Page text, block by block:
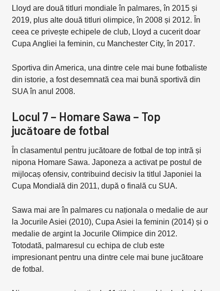
Lloyd are două titluri mondiale în palmares, în 2015 și
2019, plus alte două titluri olimpice, în 2008 și 2012. În
ceea ce privește echipele de club, Lloyd a cucerit doar
Cupa Angliei la feminin, cu Manchester City, în 2017.
Sportiva din America, una dintre cele mai bune fotbaliste
din istorie, a fost desemnată cea mai bună sportivă din
SUA în anul 2008.
Locul 7 – Homare Sawa – Top
jucătoare de fotbal
În clasamentul pentru jucătoare de fotbal de top intră și
nipona Homare Sawa. Japoneza a activat pe postul de
mijlocaș ofensiv, contribuind decisiv la titlul Japoniei la
Cupa Mondială din 2011, după o finală cu SUA.
Sawa mai are în palmares cu naționala o medalie de aur
la Jocurile Asiei (2010), Cupa Asiei la feminin (2014) și o
medalie de argint la Jocurile Olimpice din 2012.
Totodată, palmaresul cu echipa de club este
impresionant pentru una dintre cele mai bune jucătoare
de fotbal.